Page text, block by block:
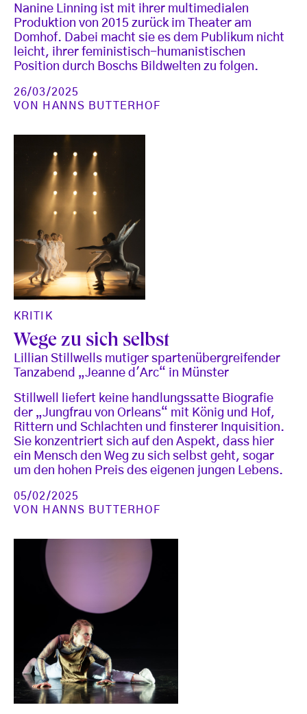
Nanine Linning ist mit ihrer multimedialen
Produktion von 2015 zurück im Theater am
Domhof. Dabei macht sie es dem Publikum nicht
leicht, ihrer feministisch-humanistischen
Position durch Boschs Bildwelten zu folgen.
26/03/2025
VON
HANNS BUTTERHOF
KRITIK
Wege zu sich selbst
Lillian Stillwells mutiger spartenübergreifender
Tanzabend „Jeanne d'Arc“ in Münster
Stillwell liefert keine handlungssatte Biografie
der „Jungfrau von Orleans“ mit König und Hof,
Rittern und Schlachten und finsterer Inquisition.
Sie konzentriert sich auf den Aspekt, dass hier
ein Mensch den Weg zu sich selbst geht, sogar
um den hohen Preis des eigenen jungen Lebens.
05/02/2025
VON
HANNS BUTTERHOF